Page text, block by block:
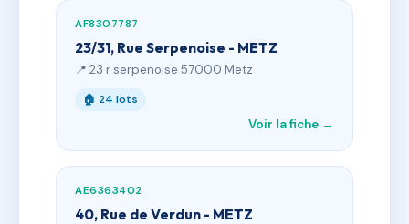
AF8307787
23/31, Rue Serpenoise - METZ
📍 23 r serpenoise 57000 Metz
🏠 24 lots
Voir la fiche →
AE6363402
40, Rue de Verdun - METZ